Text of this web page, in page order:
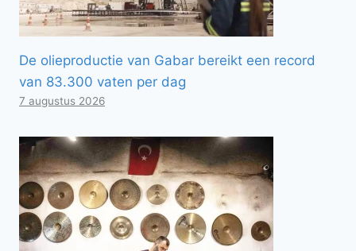
De olieproductie van Gabar bereikt een record
van 83.300 vaten per dag
7 augustus 2026